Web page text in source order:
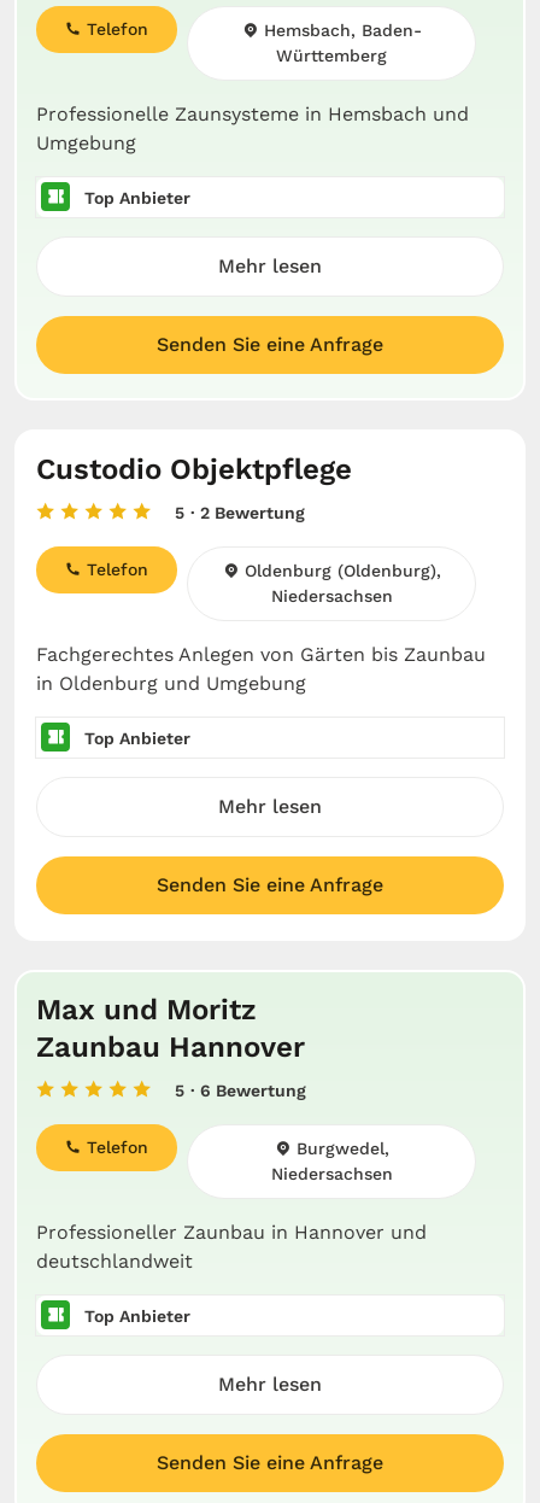
Professionelle Zaunsysteme in Hemsbach und
Umgebung
Telefon
Hemsbach, Baden-
Württemberg
Top Anbieter
Mehr lesen
Senden Sie eine Anfrage
Custodio Objektpflege
5 · 2 Bewertung
Fachgerechtes Anlegen von Gärten bis Zaunbau
in Oldenburg und Umgebung
Telefon
Oldenburg (Oldenburg),
Niedersachsen
Top Anbieter
Mehr lesen
Senden Sie eine Anfrage
Max und Moritz
Zaunbau Hannover
5 · 6 Bewertung
Professioneller Zaunbau in Hannover und
deutschlandweit
Telefon
Burgwedel,
Niedersachsen
Top Anbieter
Mehr lesen
Senden Sie eine Anfrage